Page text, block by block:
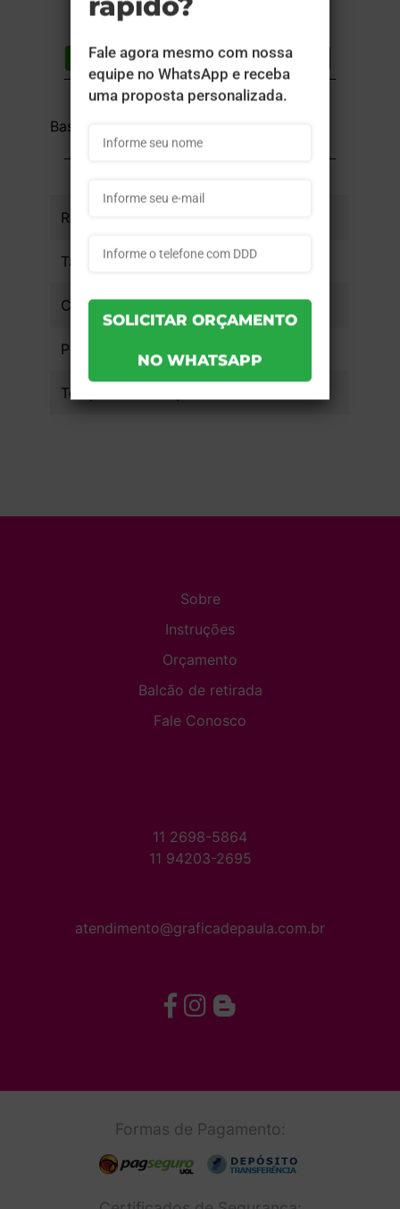
Lista de desejos Compartilhar
DESCRIÇÃO DO PRODUTO
Base Plástica Mini
Referência
Tamanho da Arte
Cobertura
Peso
Tempo de Produção
Sobre
Instruções
Orçamento
Balcão de retirada
Fale Conosco
11 2698-5864
11 94203-2695
atendimento@graficadepaula.com.br
Formas de Pagamento: